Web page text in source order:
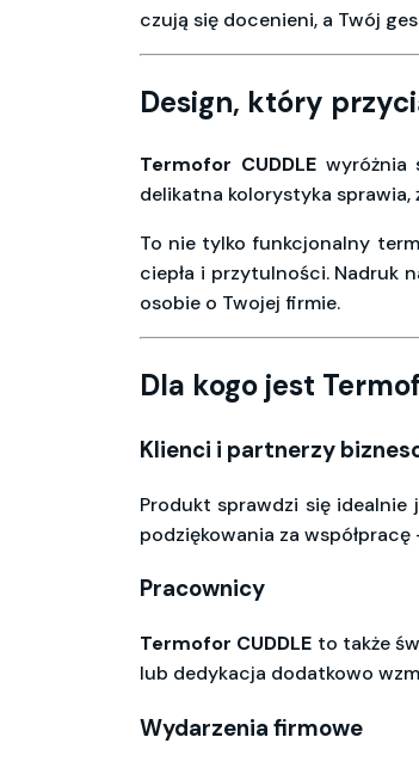
czują się docenieni, a Twój
Design, który
Termofor CUDDLEwyróżnia
delikatna kolorystyka
To nie tylko funkcjonalny
ciepła i przytulności. Nadruk
osobie o Twojej firmie.
Dla kogo jest
Klienci i partnerzy
Produkt sprawdzi się
podziękowania za
Pracownicy
Termofor CUDDLE to także
lub dedykacja dodatkowo
Wydarzenia firmowe